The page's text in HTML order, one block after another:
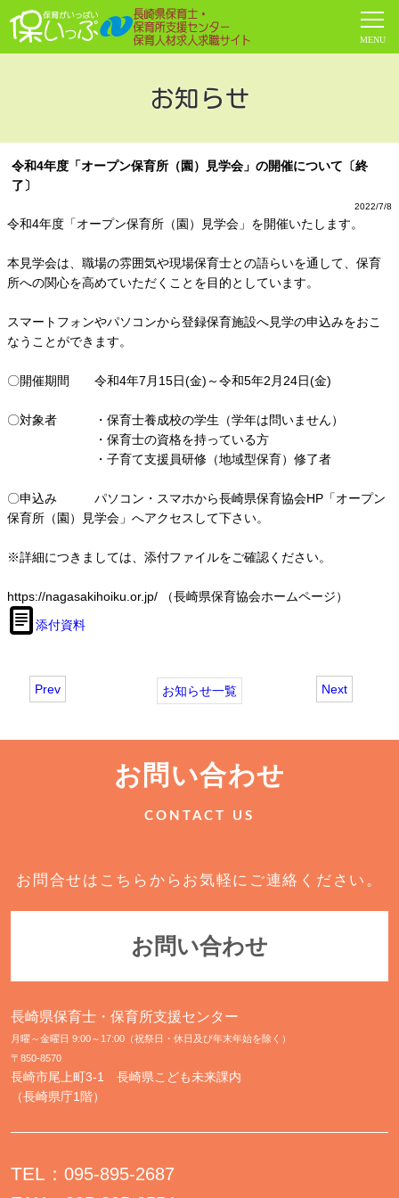
お知らせ
令和4年度「オープン保育所（園）見学会」の開催について〔終
了〕
2022/7/8
令和4年度「オープン保育所（園）見学会」を開催いたします。
本見学会は、職場の雰囲気や現場保育士との語らいを通して、保育
所への関心を高めていただくことを目的としています。
スマートフォンやパソコンから登録保育施設へ見学の申込みをおこ
なうことができます。
〇開催期間 令和4年7月15日(金)～令和5年2月24日(金)
〇対象者 ・保育士養成校の学生（学年は問いません）
・保育士の資格を持っている方
・子育て支援員研修（地域型保育）修了者
〇申込み パソコン・スマホから長崎県保育協会HP「オープン
保育所（園）見学会」へアクセスして下さい。
※詳細につきましては、添付ファイルをご確認ください。
https://nagasakihoiku.or.jp/ （長崎県保育協会ホームページ）
添付資料
Prev Next
お知らせ一覧
お問い合わせ
CONTACT US
お問合せはこちらからお気軽にご連絡ください。
お問い合わせ
長崎県保育士・保育所支援センター
月曜～金曜日 9:00～17:00（祝祭日・休日及び年末年始を除く）
〒850-8570
長崎市尾上町3-1 長崎県こども未来課内
（長崎県庁1階）
TEL： 095-895-2687